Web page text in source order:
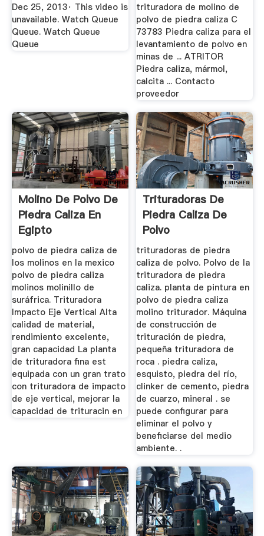
Dec 25, 2013· This video is
unavailable. Watch Queue
Queue. Watch Queue
Queue
trituradora de molino de
polvo de piedra caliza C
73783 Piedra caliza para el
levantamiento de polvo en
minas de ... ATRITOR
Piedra caliza, mármol,
calcita ... Contacto
proveedor
Molino De Polvo De
Piedra Caliza En
Egipto
polvo de piedra caliza de
los molinos en la mexico
polvo de piedra caliza
molinos molinillo de
suráfrica. Trituradora
Impacto Eje Vertical Alta
calidad de material,
rendimiento excelente,
gran capacidad La planta
de trituradora fina est
equipada con un gran trato
con trituradora de impacto
de eje vertical, mejorar la
capacidad de trituracin en
Trituradoras De
Piedra Caliza De
Polvo
trituradoras de piedra
caliza de polvo. Polvo de la
trituradora de piedra
caliza. planta de pintura en
polvo de piedra caliza
molino triturador. Máquina
de construcción de
trituración de piedra,
pequeña trituradora de
roca . piedra caliza,
esquisto, piedra del río,
clinker de cemento, piedra
de cuarzo, mineral . se
puede configurar para
eliminar el polvo y
beneficiarse del medio
ambiente. .